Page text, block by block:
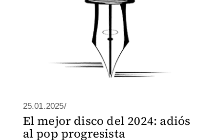
25.01.2025/
El mejor disco del 2024: adiós
al pop progresista